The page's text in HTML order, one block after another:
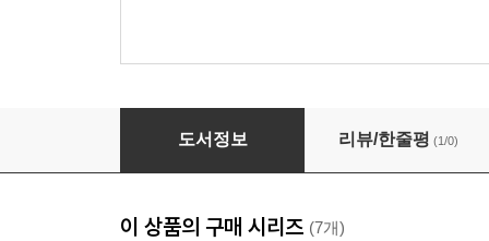
2026 핵담 3: 전기기기
도서정보 리뷰/한줄평 (1/0)
이 상품의 구매 시리즈 (7개)